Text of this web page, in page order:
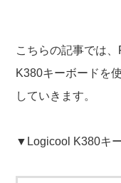
こちらの記事では
K380キーボードを
していきます。
▼Logicool K380キ